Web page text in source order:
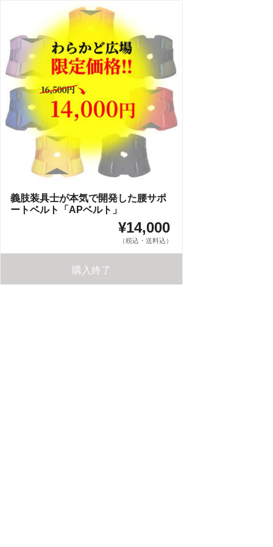
義肢装具士が本気で開発した腰サポ
ートベルト「APベルト」
¥14,000
（税込・送料込）
購入終了